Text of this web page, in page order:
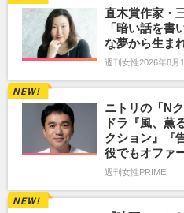
直木賞作家・
「暗い話を書
な夢から生ま
週刊女性2026年8月
ニトリの「N
ドラ『風、薫
クション』『
役でもオファ
週刊女性PRIME